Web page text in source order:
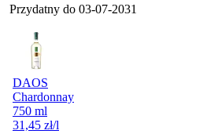
Przydatny do 03-07-2031
DAOS
Chardonnay
750 ml
31,45 zł/l